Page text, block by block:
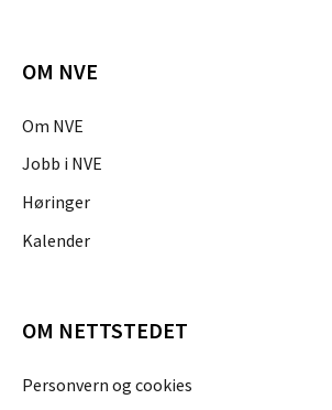
OM NVE
Om NVE
Jobb i NVE
Høringer
Kalender
OM NETTSTEDET
Personvern og cookies